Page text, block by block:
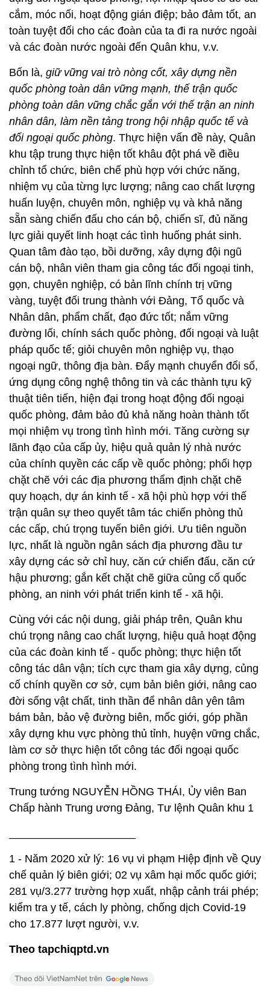
cắm, móc nối, hoạt động gián điệp; bảo đảm tốt, an
toàn tuyệt đối cho các đoàn của ta đi ra nước ngoài
và các đoàn nước ngoài đến Quân khu, v.v.
Bốn là, giữ vững vai trò nòng cốt, xây dựng nền
quốc phòng toàn dân vững mạnh, thế trận quốc
phòng toàn dân vững chắc gắn với thế trận an ninh
nhân dân, làm nền tảng trong hội nhập quốc tế và
đối ngoại quốc phòng. Thực hiện vấn đề này, Quân
khu tập trung thực hiện tốt khâu đột phá về điều
chỉnh tổ chức, biên chế phù hợp với chức năng,
nhiệm vụ của từng lực lượng; nâng cao chất lượng
huấn luyện, chuyên môn, nghiệp vụ và khả năng
sẵn sàng chiến đấu cho cán bộ, chiến sĩ, đủ năng
lực giải quyết linh hoạt các tình huống phát sinh.
Quan tâm đào tạo, bồi dưỡng, xây dựng đội ngũ
cán bộ, nhân viên tham gia công tác đối ngoại tinh,
gọn, chuyên nghiệp, có bản lĩnh chính trị vững
vàng, tuyệt đối trung thành với Đảng, Tổ quốc và
Nhân dân, phẩm chất, đạo đức tốt; nắm vững
đường lối, chính sách quốc phòng, đối ngoại và luật
pháp quốc tế; giỏi chuyên môn nghiệp vụ, thạo
ngoại ngữ, thông địa bàn. Đẩy mạnh chuyển đổi số,
ứng dụng công nghệ thông tin và các thành tựu kỹ
thuật tiên tiến, hiện đại trong hoạt động đối ngoại
quốc phòng, đảm bảo đủ khả năng hoàn thành tốt
mọi nhiệm vụ trong tình hình mới. Tăng cường sự
lãnh đạo của cấp ủy, hiệu quả quản lý nhà nước
của chính quyền các cấp về quốc phòng; phối hợp
chặt chẽ với các địa phương thẩm định chặt chẽ
quy hoạch, dự án kinh tế - xã hội phù hợp với thế
trận quân sự theo quyết tâm tác chiến phòng thủ
các cấp, chú trọng tuyến biên giới. Ưu tiên nguồn
lực, nhất là nguồn ngân sách địa phương đầu tư
xây dựng các sở chỉ huy, căn cứ chiến đấu, căn cứ
hậu phương; gắn kết chặt chẽ giữa củng cố quốc
phòng, an ninh với phát triển kinh tế - xã hội.
Cùng với các nội dung, giải pháp trên, Quân khu
chú trọng nâng cao chất lượng, hiệu quả hoạt động
của các đoàn kinh tế - quốc phòng; thực hiện tốt
công tác dân vận; tích cực tham gia xây dựng, củng
cố chính quyền cơ sở, cụm bản biên giới, nâng cao
đời sống vật chất, tinh thần để nhân dân yên tâm
bám bản, bảo vệ đường biên, mốc giới, góp phần
xây dựng khu vực phòng thủ tỉnh, huyện vững chắc,
làm cơ sở thực hiện tốt công tác đối ngoại quốc
phòng trong tình hình mới.
Trung tướng NGUYỄN HỒNG THÁI, Ủy viên Ban
Chấp hành Trung ương Đảng, Tư lệnh Quân khu 1
1 - Năm 2020 xử lý: 16 vụ vi phạm Hiệp định về Quy
chế quản lý biên giới; 02 vụ xâm hại mốc quốc giới;
281 vụ/3.277 trường hợp xuất, nhập cảnh trái phép;
kiểm tra y tế, cách ly phòng, chống dịch Covid-19
cho 17.877 lượt người, v.v.
Theo tapchiqptd.vn